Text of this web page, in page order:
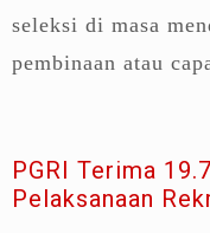
seleksi di masa
pembinaan atau
PGRI Terima
Pelaksanaan